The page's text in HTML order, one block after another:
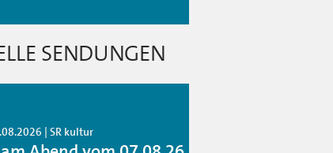
SENDUNGEN
| SR kultur